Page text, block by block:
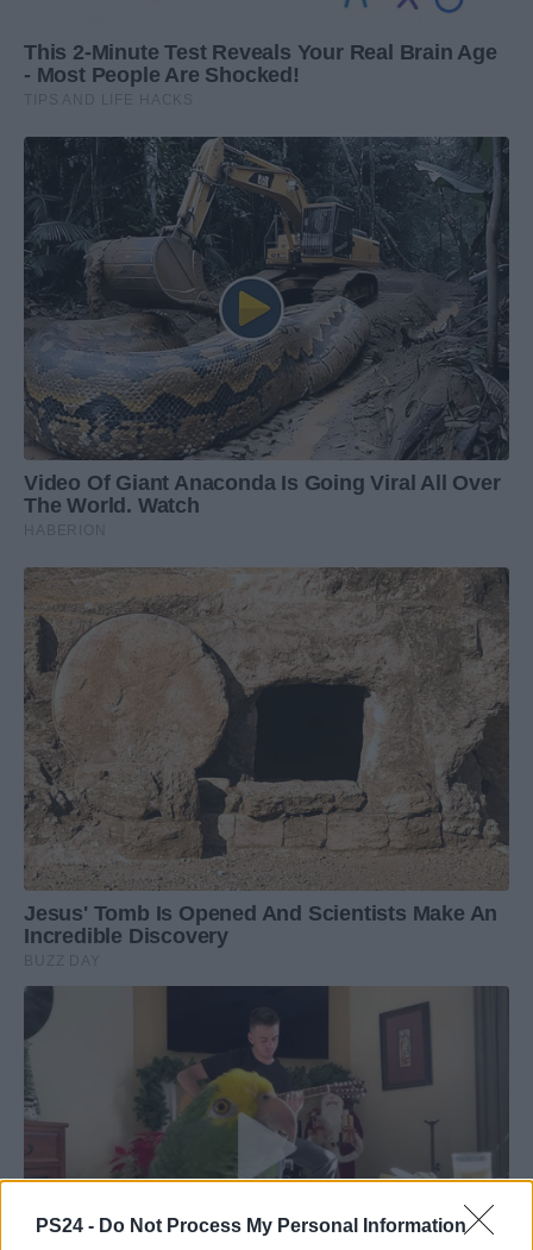
PS24 - Do Not Process My Personal Information